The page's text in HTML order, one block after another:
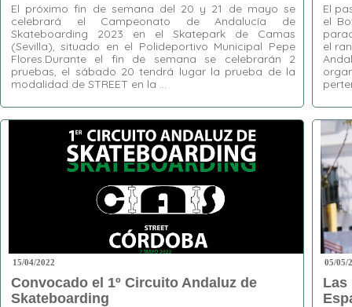
El próximo fin de semana del 20 y 21 de mayo se
celebrará el Campeonato de Andalucía de
Skateboarding 2023 en el Skatepark de Camas
(Sevilla), situado en el Polideportivo Municipal Pepe
Flores.Durante el fin de semana se celebrarán 2
pruebas, el sábado 20 tendrá lugar la prueba de la
modalidad de STREET en la …
Jart Skateboards ,Open,
Pabellón Municipal Pepe Flores,Park,
,Skatepark de Camas,Street ,
El
el
el
Camas,
,
World
15/04/2022
Convocado el 1º Circuito Andaluz de
Skateboarding
05/05/
Las